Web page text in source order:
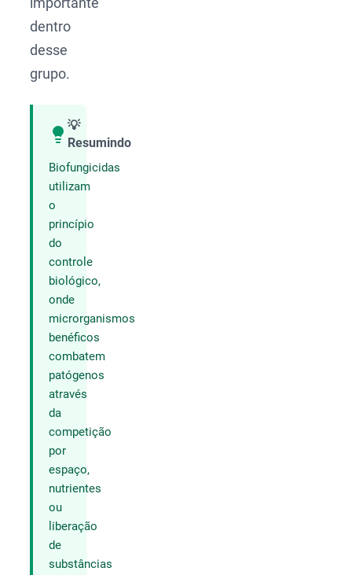
dentro
desse
grupo.
💡
Resumindo
Biofungicidas
utilizam
o
princípio
do
controle
biológico,
onde
microrganismos
benéficos
combatem
patógenos
através
da
competição
por
espaço,
nutrientes
ou
liberação
de
substâncias